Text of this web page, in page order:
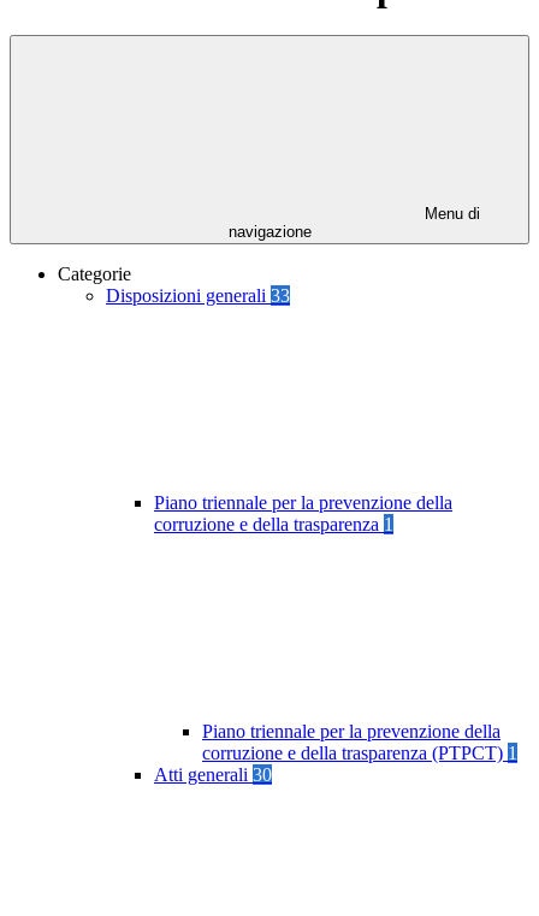
Menu di
navigazione
Categorie
Disposizioni generali 33
Piano triennale per la prevenzione della
corruzione e della trasparenza 1
Piano triennale per la prevenzione della
corruzione e della trasparenza (PTPCT) 1
Atti generali 30